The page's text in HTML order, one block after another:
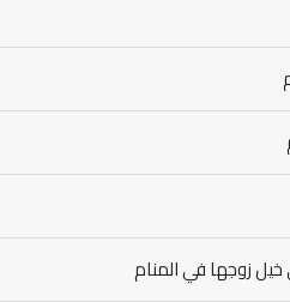
زوجها في المنام